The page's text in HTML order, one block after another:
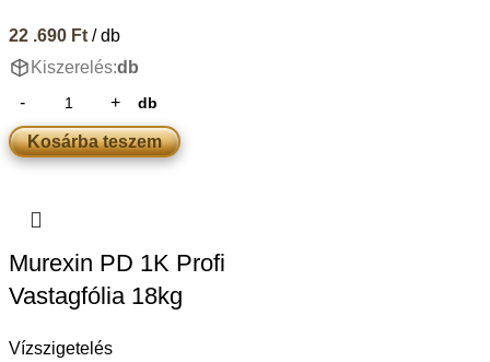
22 .690 Ft/ db
Kiszerelés:db
db
Kosárba teszem
Murexin PD 1K Profi
Vastagfólia 18kg
Vízszigetelés